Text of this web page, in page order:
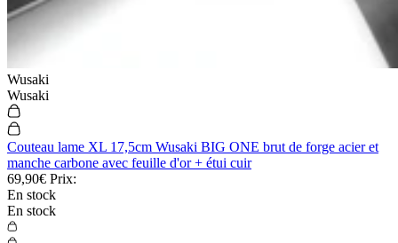
Wusaki
Wusaki
Couteau lame XL 17,5cm Wusaki BIG ONE brut de forge acier et
manche carbone avec feuille d'or + étui cuir
69,90€ Prix:
En stock
En stock